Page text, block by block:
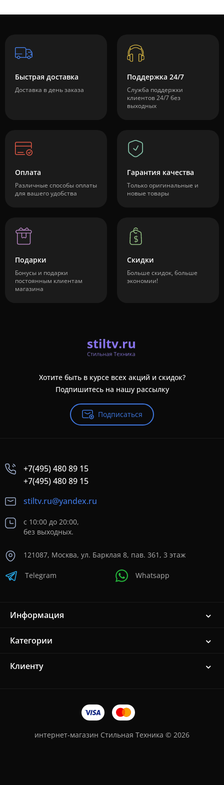
Быстрая доставка
Доставка в день заказа
Поддержка 24/7
Служба поддержки
клиентов 24/7 без
выходных
Оплата
Различные способы оплаты
для вашего удобства
Гарантия качества
Только оригинальные и
новые товары
Подарки
Бонусы и подарки
постоянным клиентам
магазина
Скидки
Больше скидок, больше
экономии!
Хотите быть в курсе всех акций и скидок?
Подпишитесь на нашу рассылку
Подписаться
+7(495) 480 89 15
+7(495) 480 89 15
stiltv.ru@yandex.ru
с 10:00 до 20:00,
без выходных.
121087, Москва, ул. Барклая 8, пав. 361, 3 этаж
Telegram Whatsapp
Информация
Категории
Клиенту
интернет-магазин Стильная Техника © 2026